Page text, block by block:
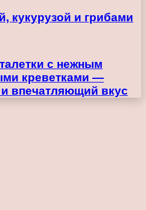
кукурузой и грибами
с нежным
креветками —
впечатляющий вкус